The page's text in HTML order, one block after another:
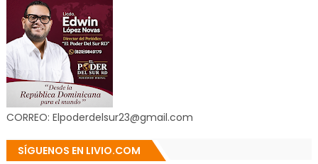
CORREO: Elpoderdelsur23@gmail.com
SÍGUENOS EN LIVIO.COM